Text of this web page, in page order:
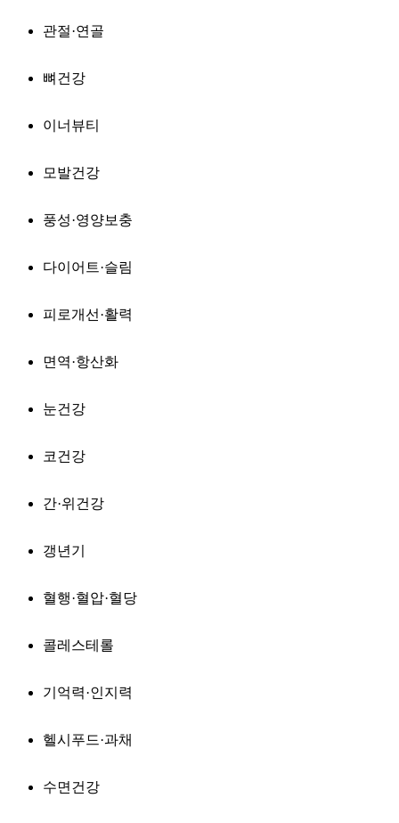
관절·연골
뼈건강
이너뷰티
모발건강
풍성·영양보충
다이어트·슬림
피로개선·활력
면역·항산화
눈건강
코건강
간·위건강
갱년기
혈행·혈압·혈당
콜레스테롤
기억력·인지력
헬시푸드·과채
수면건강